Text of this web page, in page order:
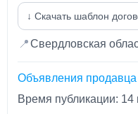
↓ Скачать шаблон
📍Свердловская
Объявления продавца
Время публикации: 14